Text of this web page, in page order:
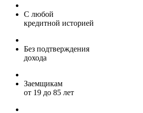
С любой
кредитной историей
Без подтверждения
дохода
Заемщикам
от 19 до 85 лет